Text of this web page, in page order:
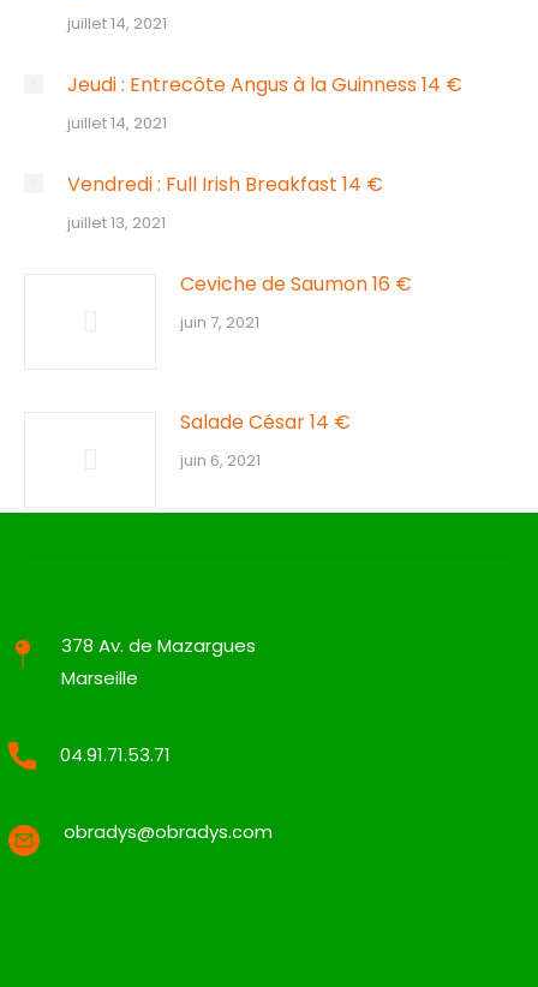
juillet 14, 2021
Jeudi : Entrecôte Angus à la Guinness 14 €
juillet 14, 2021
Vendredi : Full Irish Breakfast 14 €
juillet 13, 2021
Ceviche de Saumon 16 €
juin 7, 2021
Salade César 14 €
juin 6, 2021
378 Av. de Mazargues
Marseille
04.91.71.53.71
obradys@obradys.com